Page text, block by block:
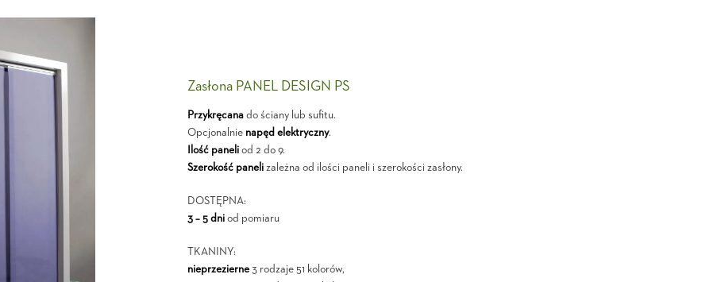
Zasłona PANEL DESIGN PS
Przykręcanado ściany lub sufitu.
Opcjonalnie napęd elektryczny.
Ilość paneliod 2 do 9.
Szerokość panelizależna od ilości paneli i szerokości zasłony.
DOSTĘPNA:
3 – 5 dniod pomiaru
TKANINY:
nieprzezierne3 rodzaje 51 kolorów,